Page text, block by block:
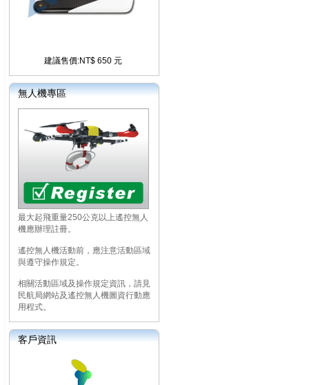
建議售價:NT$ 650 元
無人機專區
最大起飛重量250公克以上遙控無人
機應辦理註冊。
遙控無人機活動前，應注意活動區域
與遵守操作規定。
相關活動區域及操作規定資訊，請見
民航局網站及遙控無人機圖資行動應
用程式。
客戶資訊